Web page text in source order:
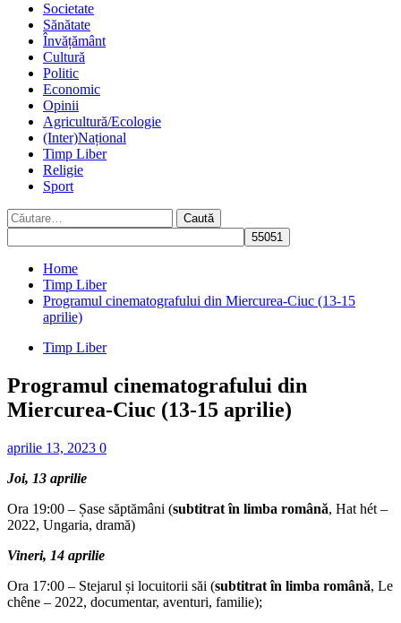
Societate
Sănătate
Învățământ
Cultură
Politic
Economic
Opinii
Agricultură/Ecologie
(Inter)Național
Timp Liber
Religie
Sport
Caută
după:
Home
Timp Liber
Programul cinematografului din Miercurea-Ciuc (13-15
aprilie)
Timp Liber
Programul cinematografului din
Miercurea-Ciuc (13-15 aprilie)
aprilie 13, 2023 0
Joi, 13 aprilie
Ora 19:00 – Șase săptămâni (subtitrat în limba română, Hat hét –
2022, Ungaria, dramă)
Vineri, 14 aprilie
Ora 17:00 – Stejarul și locuitorii săi (subtitrat în limba română, Le
chêne – 2022, documentar, aventuri, familie);